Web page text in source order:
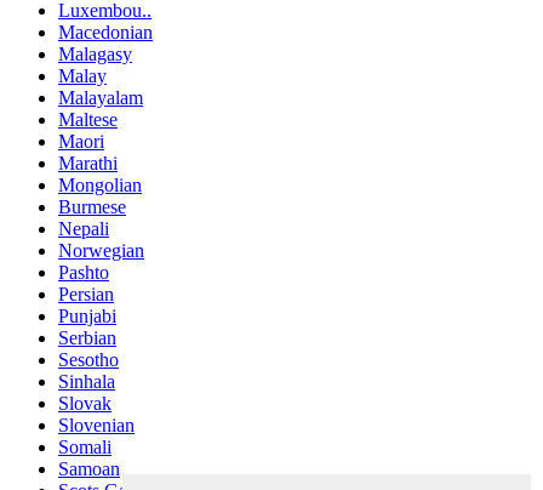
Luxembou..
Macedonian
Malagasy
Malay
Malayalam
Maltese
Maori
Marathi
Mongolian
Burmese
Nepali
Norwegian
Pashto
Persian
Punjabi
Serbian
Sesotho
Sinhala
Slovak
Slovenian
Somali
Samoan